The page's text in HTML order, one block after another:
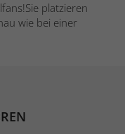
platzieren
wie bei einer